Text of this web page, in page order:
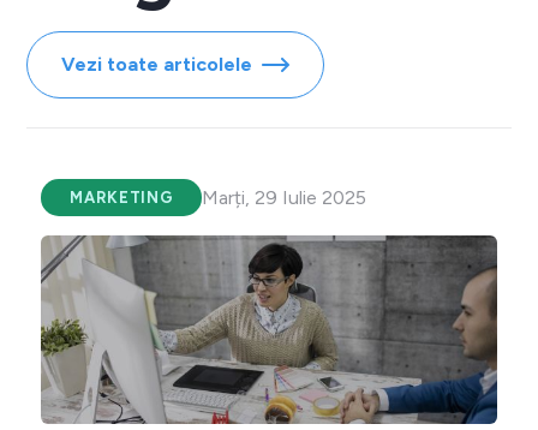
Vezi toate articolele
MARKETING Marți, 29 Iulie 2025